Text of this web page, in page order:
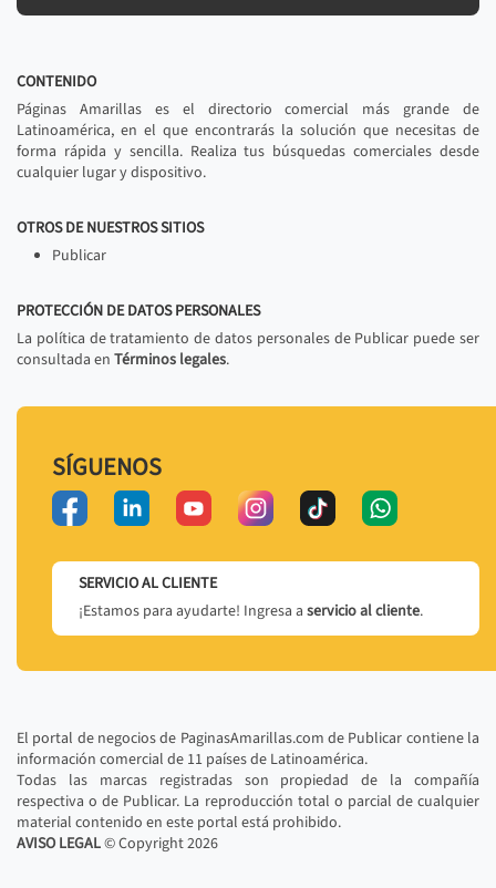
CONTENIDO
Páginas Amarillas es el directorio comercial más grande de
Latinoamérica, en el que encontrarás la solución que necesitas de
forma rápida y sencilla. Realiza tus búsquedas comerciales desde
cualquier lugar y dispositivo.
OTROS DE NUESTROS SITIOS
Publicar
PROTECCIÓN DE DATOS PERSONALES
La política de tratamiento de datos personales de Publicar puede ser
consultada en Términos legales.
SÍGUENOS
SERVICIO AL CLIENTE
¡Estamos para ayudarte! Ingresa a servicio al cliente.
El portal de negocios de PaginasAmarillas.com de Publicar contiene la
información comercial de 11 países de Latinoamérica.
Todas las marcas registradas son propiedad de la compañía
respectiva o de Publicar. La reproducción total o parcial de cualquier
material contenido en este portal está prohibido.
AVISO LEGAL© Copyright2026